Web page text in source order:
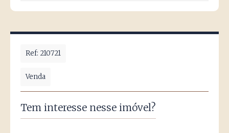
Ref: 210721
Venda
Tem interesse nesse imóvel?